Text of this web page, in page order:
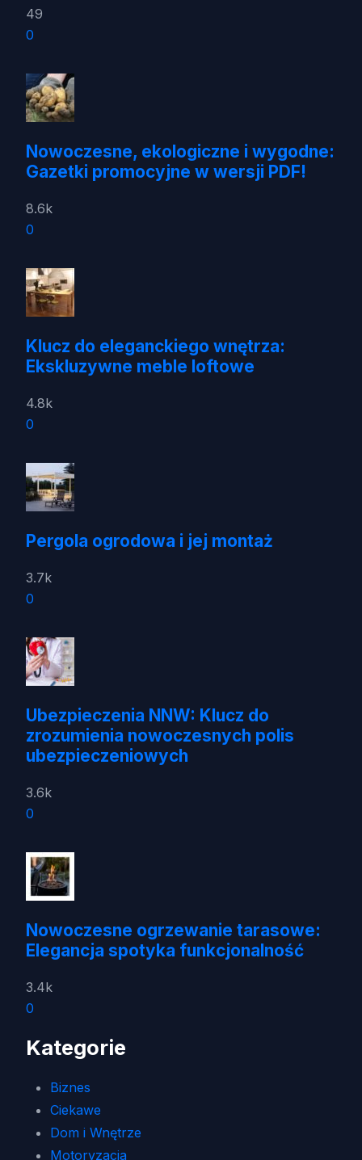
49
0
Nowoczesne, ekologiczne i wygodne:
Gazetki promocyjne w wersji PDF!
8.6k
0
Klucz do eleganckiego wnętrza:
Ekskluzywne meble loftowe
4.8k
0
Pergola ogrodowa i jej montaż
3.7k
0
Ubezpieczenia NNW: Klucz do
zrozumienia nowoczesnych polis
ubezpieczeniowych
3.6k
0
Nowoczesne ogrzewanie tarasowe:
Elegancja spotyka funkcjonalność
3.4k
0
Kategorie
Biznes
Ciekawe
Dom i Wnętrze
Motoryzacja